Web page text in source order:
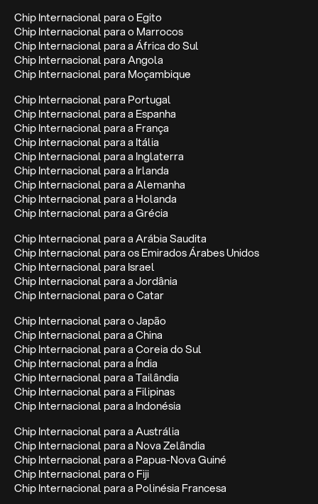
Chip Internacional para o Egito
Chip Internacional para o Marrocos
Chip Internacional para a África do Sul
Chip Internacional para Angola
Chip Internacional para Moçambique
Chip Internacional para Portugal
Chip Internacional para a Espanha
Chip Internacional para a França
Chip Internacional para a Itália
Chip Internacional para a Inglaterra
Chip Internacional para a Irlanda
Chip Internacional para a Alemanha
Chip Internacional para a Holanda
Chip Internacional para a Grécia
Chip Internacional para a Arábia Saudita
Chip Internacional para os Emirados Árabes Unidos
Chip Internacional para Israel
Chip Internacional para a Jordânia
Chip Internacional para o Catar
Chip Internacional para o Japão
Chip Internacional para a China
Chip Internacional para a Coreia do Sul
Chip Internacional para a Índia
Chip Internacional para a Tailândia
Chip Internacional para a Filipinas
Chip Internacional para a Indonésia
Chip Internacional para a Austrália
Chip Internacional para a Nova Zelândia
Chip Internacional para a Papua-Nova Guiné
Chip Internacional para o Fiji
Chip Internacional para a Polinésia Francesa